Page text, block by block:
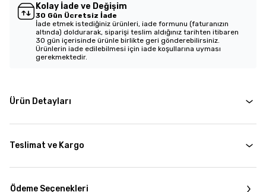
Kolay İade ve Değişim
30 Gün Ücretsiz İade
İade etmek istediğiniz ürünleri, iade formunu (faturanızın
altında) doldurarak, siparişi teslim aldığınız tarihten itibaren
30 gün içerisinde ürünle birlikte geri gönderebilirsiniz.
Ürünlerin iade edilebilmesi için iade koşullarına uyması
gerekmektedir.
Ürün Detayları
Teslimat ve Kargo
Ödeme Seçenekleri